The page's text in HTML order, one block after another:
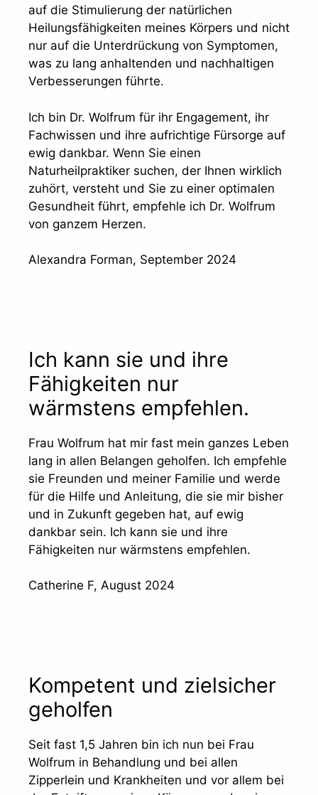
auf die Stimulierung der natürlichen
Heilungsfähigkeiten meines Körpers und nicht
nur auf die Unterdrückung von Symptomen,
was zu lang anhaltenden und nachhaltigen
Verbesserungen führte.
Ich bin Dr. Wolfrum für ihr Engagement, ihr
Fachwissen und ihre aufrichtige Fürsorge auf
ewig dankbar. Wenn Sie einen
Naturheilpraktiker suchen, der Ihnen wirklich
zuhört, versteht und Sie zu einer optimalen
Gesundheit führt, empfehle ich Dr. Wolfrum
von ganzem Herzen.
Alexandra Forman, September 2024
Ich kann sie und ihre
Fähigkeiten nur
wärmstens empfehlen.
Frau Wolfrum hat mir fast mein ganzes Leben
lang in allen Belangen geholfen. Ich empfehle
sie Freunden und meiner Familie und werde
für die Hilfe und Anleitung, die sie mir bisher
und in Zukunft gegeben hat, auf ewig
dankbar sein. Ich kann sie und ihre
Fähigkeiten nur wärmstens empfehlen.
Catherine F, August 2024
Kompetent und zielsicher
geholfen
Seit fast 1,5 Jahren bin ich nun bei Frau
Wolfrum in Behandlung und bei allen
Zipperlein und Krankheiten und vor allem bei